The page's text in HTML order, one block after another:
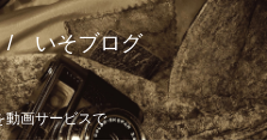
/ いそブログ
動画サービスで